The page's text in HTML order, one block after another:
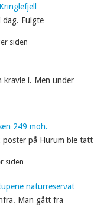
dag. Fulgte
siden
kravle i. Men under
249 moh.
på Hurum ble tatt
siden
naturreservat
Man gått fra